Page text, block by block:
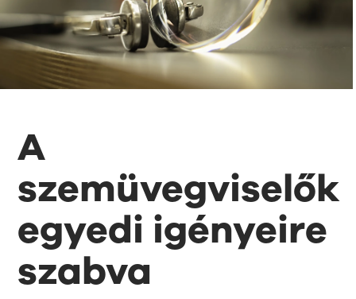
A
szemüvegviselők
egyedi igényeire
szabva